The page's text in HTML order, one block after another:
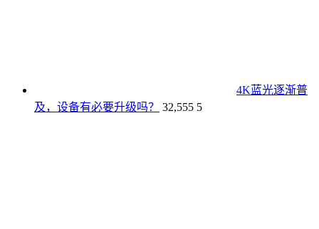
4K蓝光逐渐普
及，设备有必要升级吗？
32,555 5